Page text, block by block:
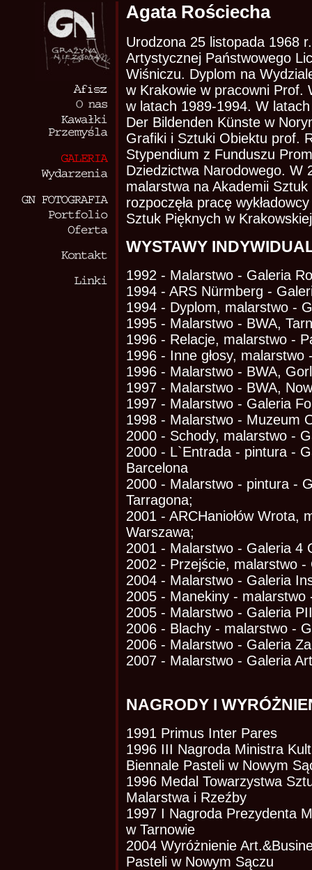
Agata Rościecha
Urodzona 25 listopada 1968
Artystycznej Państwowego
Wiśniczu. Dyplom na
w Krakowie w pracowni Prof.
w latach 1989-1994. W
Der Bildenden Künste w
Grafiki i Sztuki Obiektu prof.
Stypendium z Funduszu
Dziedzictwa Narodowego. W
malarstwa na Akademii
rozpoczęła pracę
Sztuk Pięknych w
WYSTAWY
1992 - Malarstwo - Galeria
1994 - ARS Nürmberg -
1994 - Dyplom, malarstwo -
1995 - Malarstwo - BWA,
1996 - Relacje, malarstwo -
1996 - Inne głosy, malarstwo
1996 - Malarstwo - BWA,
1997 - Malarstwo - BWA,
1997 - Malarstwo - Galeria
1998 - Malarstwo - Muzeum
2000 - Schody, malarstwo -
2000 - L`Entrada - pintura -
Barcelona
2000 - Malarstwo - pintura -
Tarragona;
2001 - ARCHaniołów Wrota,
Warszawa;
2001 - Malarstwo - Galeria 4
2002 - Przejście, malarstwo
2004 - Malarstwo - Galeria
2005 - Manekiny -
2005 - Malarstwo - Galeria
2006 - Blachy - malarstwo -
2006 - Malarstwo - Galeria
2007 - Malarstwo - Galeria
NAGRODY I
1991 Primus Inter Pares
1996 III Nagroda Ministra
Biennale Pasteli w Nowym
1996 Medal Towarzystwa
Malarstwa i Rzeźby
1997 I Nagroda Prezydenta
w Tarnowie
2004 Wyróżnienie
Pasteli w Nowym Sączu